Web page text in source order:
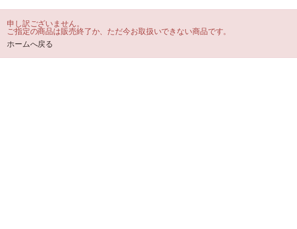
申し訳ございません。
ご指定の商品は販売終了か、ただ今お取扱いできない商品です。
ホームへ戻る